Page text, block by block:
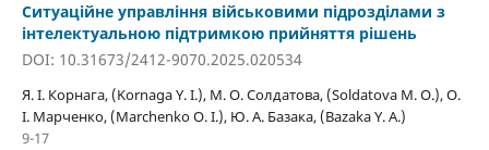
Ситуаційне управління військовими підрозділами з
інтелектуальною підтримкою прийняття рішень
DOI: 10.31673/2412-9070.2025.020534
Я. І. Корнага, (Kornaga Y. I.), М. О. Солдатова, (Soldatova M. O.), О.
І. Марченко, (Marchenko O. I.), Ю. А. Базака, (Bazaka Y. A.)
9-17